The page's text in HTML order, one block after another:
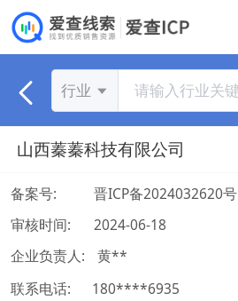
行业
山西蓁蓁科技有限公司
备案号:
晋ICP备2024032620号
审核时间:
2024-06-18
企业负责人:
黄**
联系电话: 180****6935